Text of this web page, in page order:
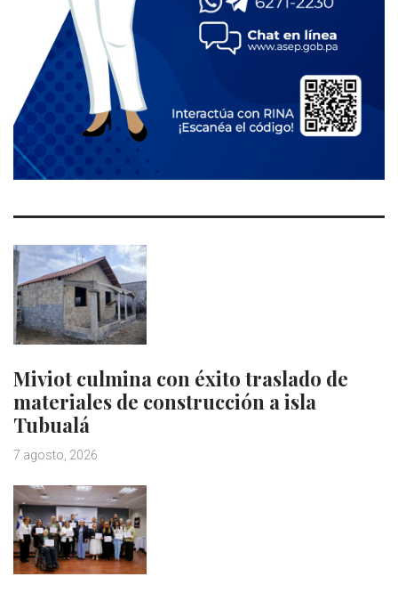
Miviot culmina con éxito traslado de
materiales de construcción a isla
Tubualá
7 agosto, 2026